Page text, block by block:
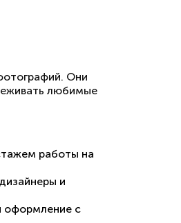
Они
любимые
работы на
и
оформление с